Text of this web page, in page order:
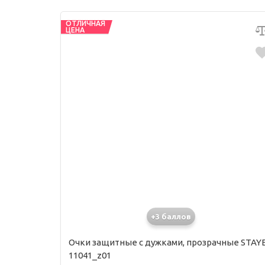
ОТЛИЧНАЯ
ЦЕНА
+3 баллов
Очки защитные с дужками, прозрачные
11041_z01